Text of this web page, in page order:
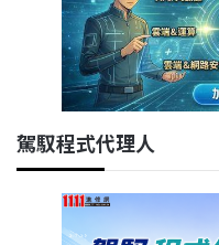
駕馭程式代理人